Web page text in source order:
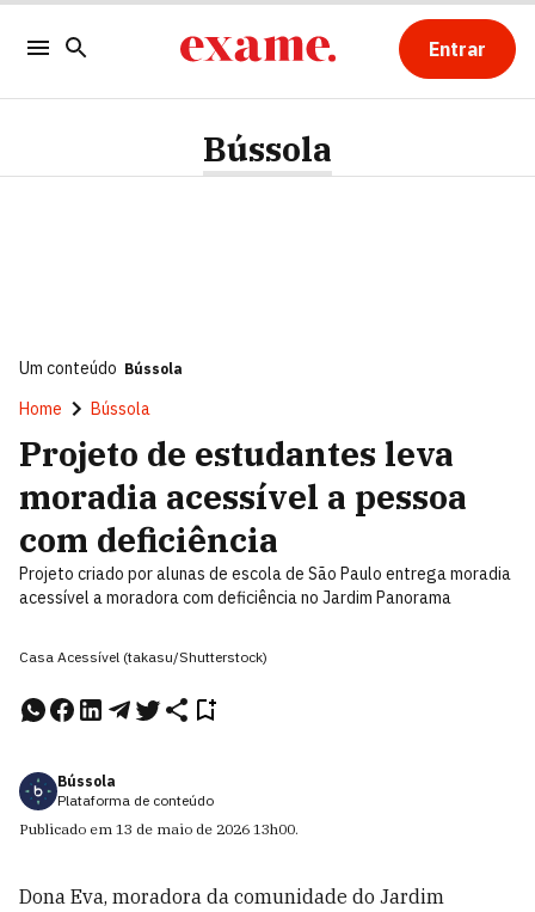
Entrar
Bússola
Um conteúdo Bússola
Home Bússola
Projeto de estudantes leva
moradia acessível a pessoa
com deficiência
Projeto criado por alunas de escola de São Paulo entrega moradia
acessível a moradora com deficiência no Jardim Panorama
Casa Acessível (takasu/Shutterstock)
Bússola
Plataforma de conteúdo
Publicado em 13 de maio de 2026 13h00.
Dona Eva, moradora da comunidade do Jardim